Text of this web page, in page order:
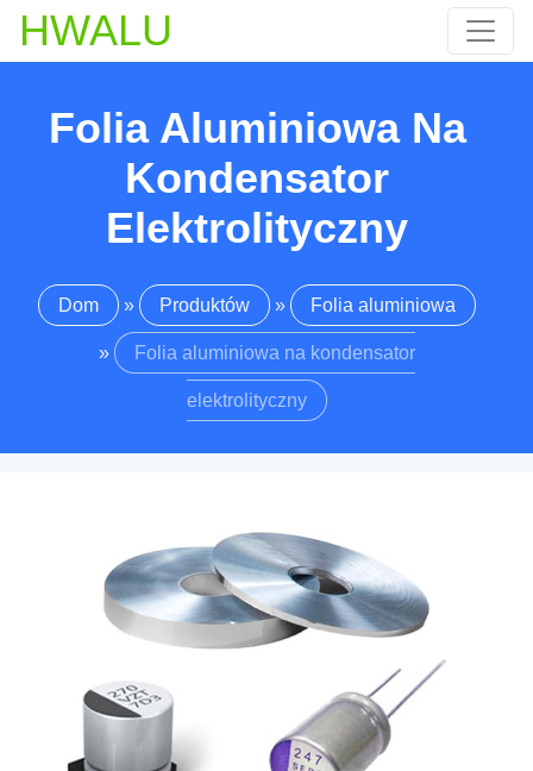
HWALU
Folia Aluminiowa Na
Kondensator
Elektrolityczny
Dom » Produktów » Folia aluminiowa
» Folia aluminiowa na kondensator
elektrolityczny